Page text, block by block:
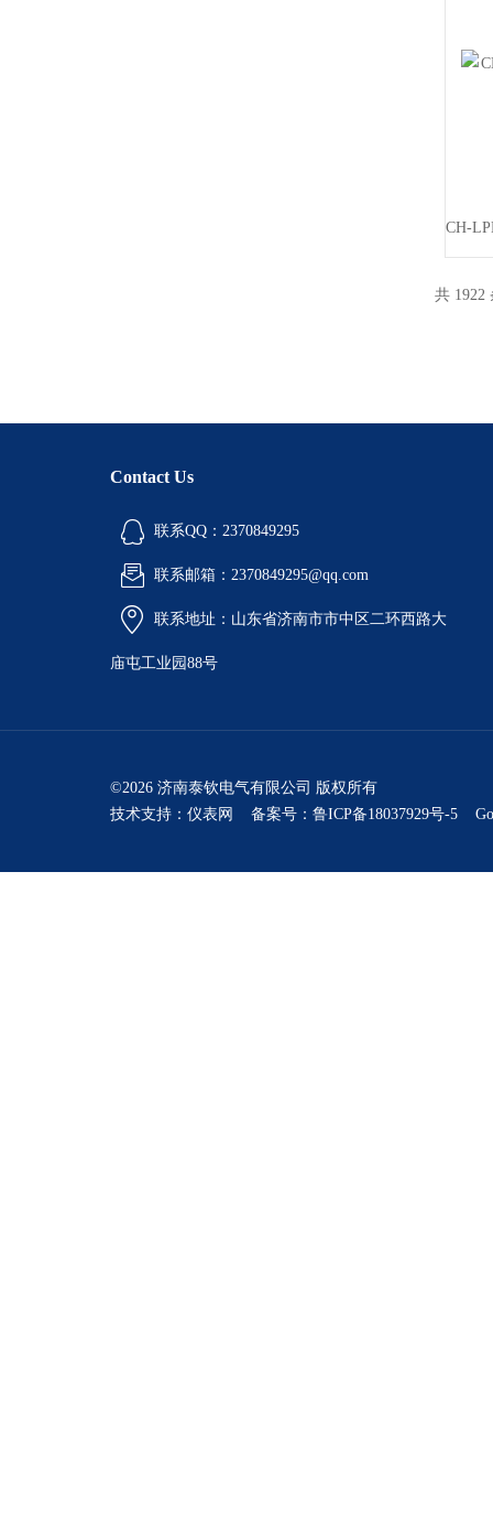
共 1922
Contact Us
联系QQ：2370849295
联系邮箱：2370849295@qq.com
联系地址：山东省济南市市中区二环西路大
庙屯工业园88号
©2026 济南泰钦电气有限公司 版权所有
技术支持： 仪表网 备案号：鲁ICP备18037929号-5